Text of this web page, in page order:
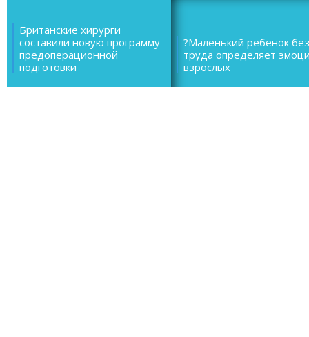
Британские хирурги
составили новую программу
предоперационной
подготовки
?Маленький ребенок без
труда определяет
взрослых